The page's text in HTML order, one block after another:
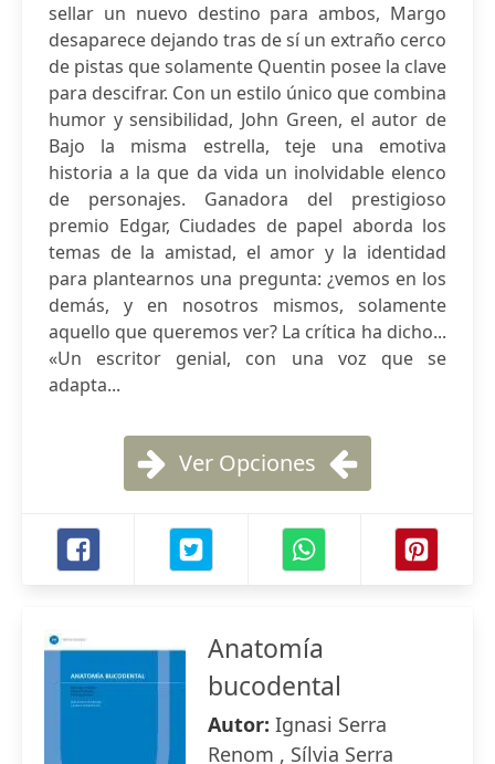
sellar un nuevo destino para ambos, Margo
desaparece dejando tras de sí un extraño cerco
de pistas que solamente Quentin posee la clave
para descifrar. Con un estilo único que combina
humor y sensibilidad, John Green, el autor de
Bajo la misma estrella, teje una emotiva
historia a la que da vida un inolvidable elenco
de personajes. Ganadora del prestigioso
premio Edgar, Ciudades de papel aborda los
temas de la amistad, el amor y la identidad
para plantearnos una pregunta: ¿vemos en los
demás, y en nosotros mismos, solamente
aquello que queremos ver? La crítica ha dicho...
«Un escritor genial, con una voz que se
adapta...
Ver Opciones
Anatomía
bucodental
Autor: Ignasi Serra
Renom , Sílvia Serra